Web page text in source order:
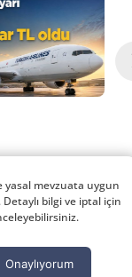
mevzuata uygun
bilgi ve iptal için
Onaylıyorum